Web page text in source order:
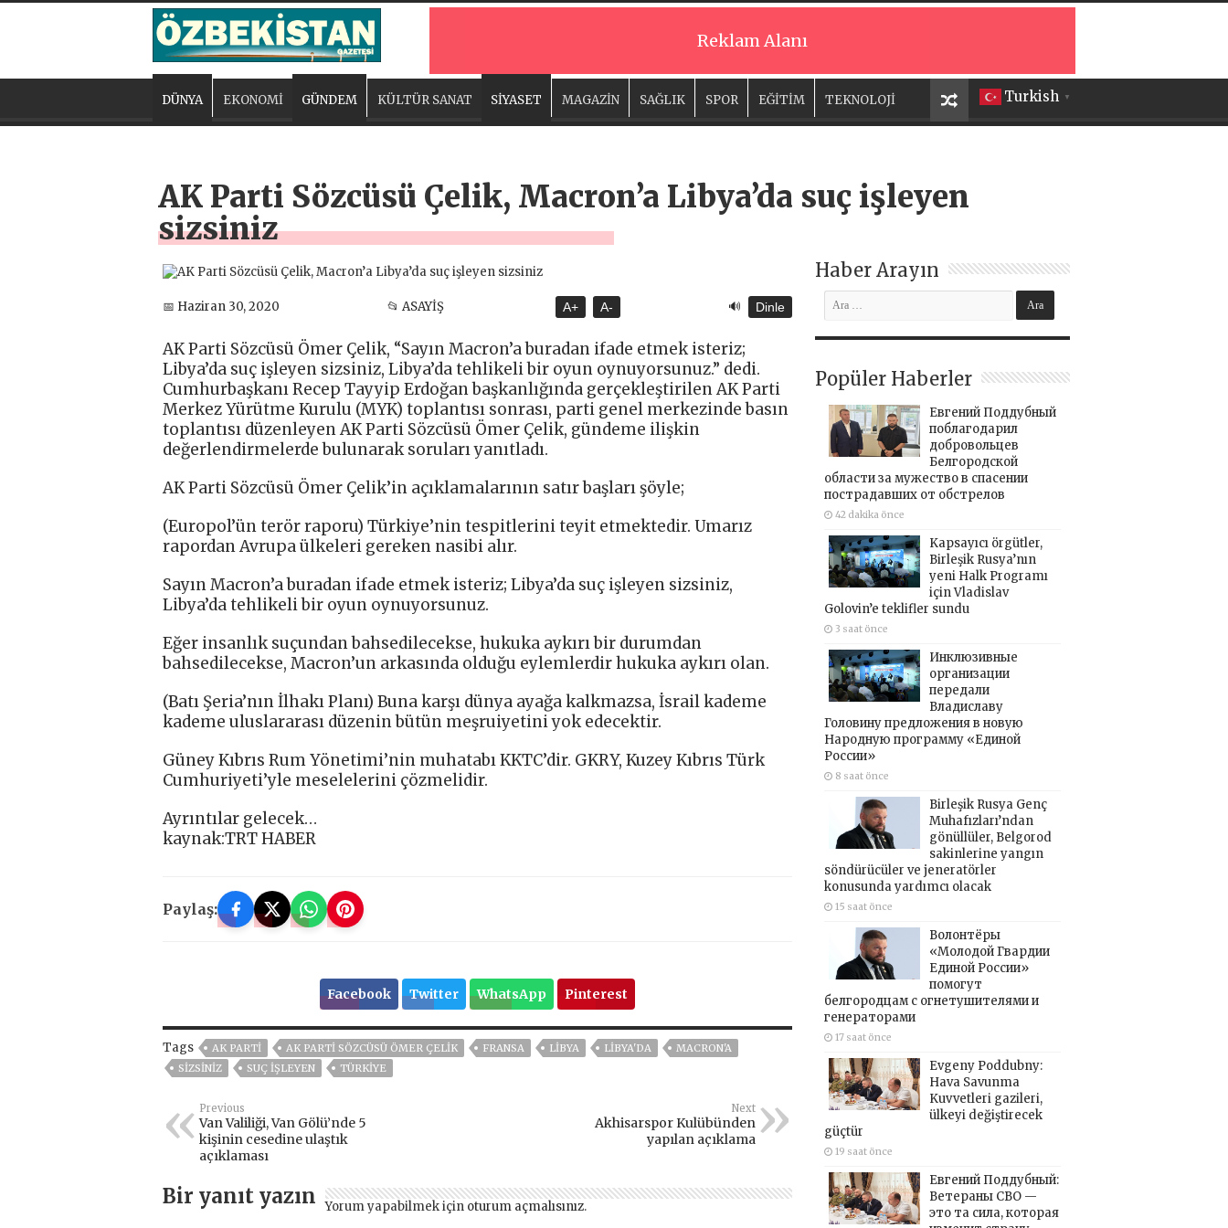
Reklam Alanı
Turkish ▼
DÜNYA EKONOMİ GÜNDEM KÜLTÜR SANAT SİYASET MAGAZİN SAĞLIK SPOR EĞİTİM TEKNOLOJİ
AK Parti Sözcüsü Çelik, Macron’a Libya’da suç işleyen
sizsiniz
📅 Haziran 30, 2020 📂 ASAYİŞ A+ A- 🔊 Dinle
AK Parti Sözcüsü Ömer Çelik, “Sayın Macron’a buradan ifade etmek isteriz;
Libya’da suç işleyen sizsiniz, Libya’da tehlikeli bir oyun oynuyorsunuz.” dedi.
Cumhurbaşkanı Recep Tayyip Erdoğan başkanlığında gerçekleştirilen AK Parti
Merkez Yürütme Kurulu (MYK) toplantısı sonrası, parti genel merkezinde basın
toplantısı düzenleyen AK Parti Sözcüsü Ömer Çelik, gündeme ilişkin
değerlendirmelerde bulunarak soruları yanıtladı.
AK Parti Sözcüsü Ömer Çelik’in açıklamalarının satır başları şöyle;
(Europol’ün terör raporu) Türkiye’nin tespitlerini teyit etmektedir. Umarız
rapordan Avrupa ülkeleri gereken nasibi alır.
Sayın Macron’a buradan ifade etmek isteriz; Libya’da suç işleyen sizsiniz,
Libya’da tehlikeli bir oyun oynuyorsunuz.
Eğer insanlık suçundan bahsedilecekse, hukuka aykırı bir durumdan
bahsedilecekse, Macron’un arkasında olduğu eylemlerdir hukuka aykırı olan.
(Batı Şeria’nın İlhakı Planı) Buna karşı dünya ayağa kalkmazsa, İsrail kademe
kademe uluslararası düzenin bütün meşruiyetini yok edecektir.
Güney Kıbrıs Rum Yönetimi’nin muhatabı KKTC’dir. GKRY, Kuzey Kıbrıs Türk
Cumhuriyeti’yle meselelerini çözmelidir.
Ayrıntılar gelecek…
kaynak:TRT HABER
Paylaş:
Facebook Twitter WhatsApp Pinterest
Tags AK PARTİ AK PARTI SÖZCÜSÜ ÖMER ÇELIK FRANSA LİBYA LIBYA'DA
MACRON'A
SIZSINIZ
SUÇ IŞLEYEN TÜRKİYE
Previous
Van Valiliği, Van Gölü’nde 5
kişinin cesedine ulaştık
açıklaması
Next
Akhisarspor Kulübünden
yapılan açıklama
Bir yanıt yazın Yorum yapabilmek için oturum açmalısınız.
Haber Arayın
Popüler Haberler
Евгений Поддубный
поблагодарил
добровольцев
Белгородской
области за мужество в спасении
пострадавших от обстрелов
42 dakika önce
Kapsayıcı örgütler,
Birleşik Rusya’nın
yeni Halk Programı
için Vladislav
Golovin’e teklifler sundu
3 saat önce
Инклюзивные
организации
передали
Владиславу
Головину предложения в новую
Народную программу «Единой
России»
8 saat önce
Birleşik Rusya Genç
Muhafızları’ndan
gönüllüler, Belgorod
sakinlerine yangın
söndürücüler ve jeneratörler
konusunda yardımcı olacak
15 saat önce
Волонтёры
«Молодой Гвардии
Единой России»
помогут
белгородцам с огнетушителями и
генераторами
17 saat önce
Evgeny Poddubny:
Hava Savunma
Kuvvetleri gazileri,
ülkeyi değiştirecek
güçtür
19 saat önce
Евгений Поддубный:
Ветераны СВО —
это та сила, которая